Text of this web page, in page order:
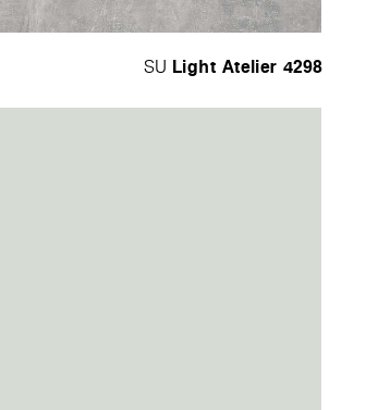
4298
SU Light Atelier